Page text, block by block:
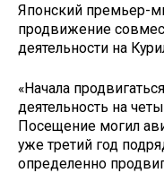
Японский премьер-
продвижение
деятельности на
«Начала
деятельность на
Посещение могил
уже третий год
определенно